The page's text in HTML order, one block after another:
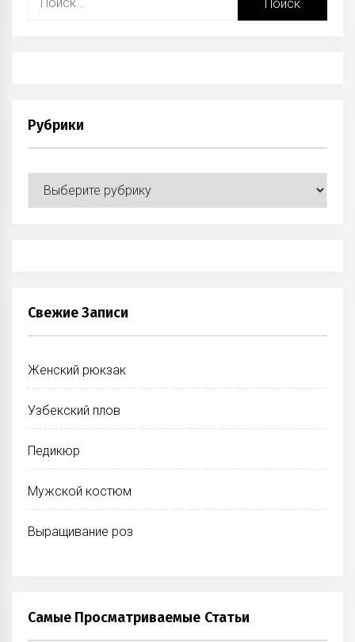
Рубрики
Рубрики
Свежие Записи
Женский рюкзак
Узбекский плов
Педикюр
Мужской костюм
Выращивание роз
Самые Просматриваемые Статьи